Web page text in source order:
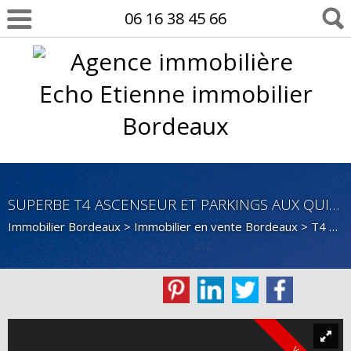
06 16 38 45 66
SUPERBE T4 ASCENSEUR ET PARKINGS AUX QUINCONCES
Immobilier Bordeaux > Immobilier en vente Bordeaux > T4 en vente Bordeaux